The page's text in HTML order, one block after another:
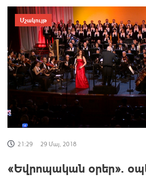
Մշակույթ
21:29 29 Մայ, 2018
«Եվրոպական օրեր».